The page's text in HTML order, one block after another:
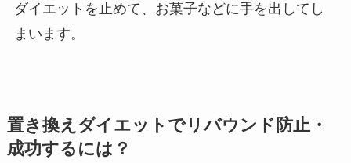
ダイエットを止めて、お菓子などに手を出してし
まいます。
置き換えダイエットでリバウンド防止・
成功するには？